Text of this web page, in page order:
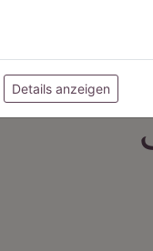
Details anzeigen